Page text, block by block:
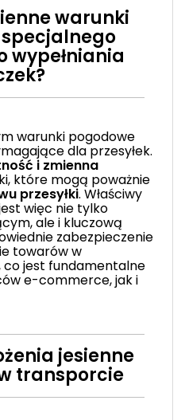
warunki
wypełniania
warunki pogodowe
dla przesyłek.
i zmienna
które mogą poważnie
przesyłki. Właściwy
więc nie tylko
ale i kluczową
zabezpieczenie
towarów w
co jest fundamentalne
e-commerce, jak i
jesienne
transporcie